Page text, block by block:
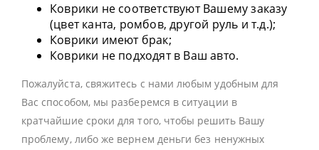
Коврики не соответствуют Вашему заказу
(цвет канта, ромбов, другой руль и т.д.);
Коврики имеют брак;
Коврики не подходят в Ваш авто.
Пожалуйста, свяжитесь с нами любым удобным для
Вас способом, мы разберемся в ситуации в
кратчайшие сроки для того, чтобы решить Вашу
проблему, либо же вернем деньги без ненужных